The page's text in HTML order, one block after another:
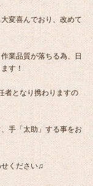
変喜んでおり、改めて
業品質が落ちる為、日
す！
者となり携わりますの
手「太助」する事をお
せください♫